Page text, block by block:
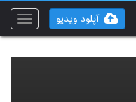
Toggle
آپلود ویدیو